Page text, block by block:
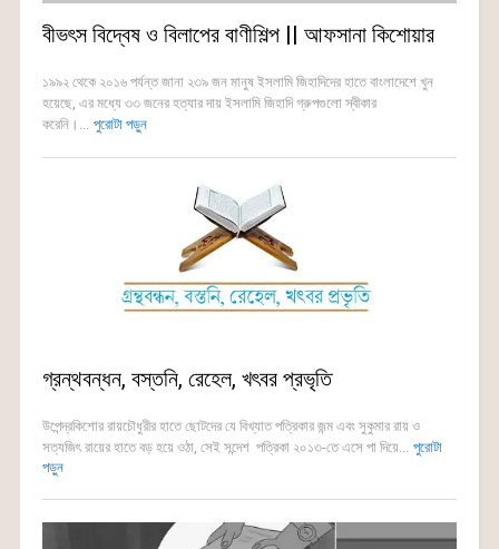
বীভৎস বিদ্বেষ ও বিলাপের বাণীশিল্প || আফসানা কিশোয়ার
১৯৯২ থেকে ২০১৬ পর্যন্ত জানা ২৩৯ জন মানুষ ইসলামি জিহাদিদের হাতে বাংলাদেশে খুন
হয়েছে, এর মধ্যে ৩৩ জনের হত্যার দায় ইসলামি জিহাদি গ্রুপগুলো স্বীকার
করেনি।... পুরোটা পড়ুন
গ্রন্থবন্ধন, বস্তনি, রেহেল, খৎবর প্রভৃতি
উপেন্দ্রকিশোর রায়চৌধুরীর হাতে ছোটদের যে বিখ্যাত পত্রিকার জন্ম এবং সুকুমার রায় ও
সত্যজিৎ রায়ের হাতে বড় হয়ে ওঠা, সেই সন্দেশ পত্রিকা ২০১৩-তে এসে পা দিয়ে... পুরোটা
পড়ুন